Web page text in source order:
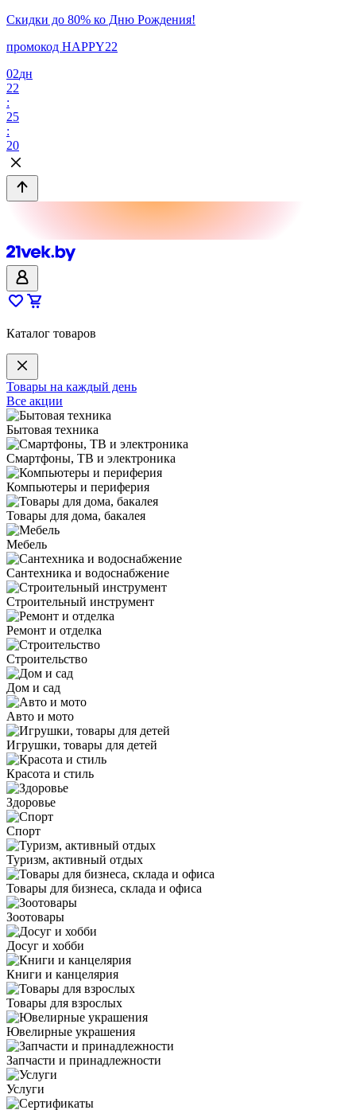
Скидки до 80% ко Дню Рождения!
промокод HAPPY22
02дн
22
:
25
:
20
Каталог товаров
Товары на каждый день
Все акции
Бытовая техника
Смартфоны, ТВ и электроника
Компьютеры и периферия
Товары для дома, бакалея
Мебель
Сантехника и водоснабжение
Строительный инструмент
Ремонт и отделка
Строительство
Дом и сад
Авто и мото
Игрушки, товары для детей
Красота и стиль
Здоровье
Спорт
Туризм, активный отдых
Товары для бизнеса, склада и офиса
Зоотовары
Досуг и хобби
Книги и канцелярия
Товары для взрослых
Ювелирные украшения
Запчасти и принадлежности
Услуги